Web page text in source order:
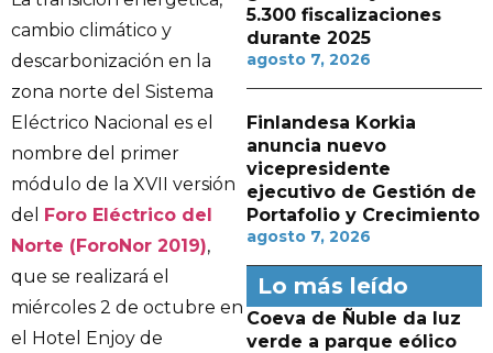
cambio climático y
descarbonización en la
zona norte del Sistema
Eléctrico Nacional es el
nombre del primer
módulo de la XVII versión
del Foro Eléctrico del
Norte (ForoNor 2019),
que se realizará el
miércoles 2 de octubre en
el Hotel Enjoy de
5.300 fiscalizaciones
durante 2025
agosto 7, 2026
Finlandesa Korkia
anuncia nuevo
vicepresidente
ejecutivo de Gestión de
Portafolio y Crecimiento
agosto 7, 2026
Lo más leído
Coeva de Ñuble da luz
verde a parque eólico